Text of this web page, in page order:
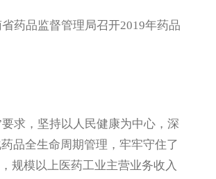
药品监督管理局召开2019年药品
求，坚持以人民健康为中心，深
品全生命周期管理，牢牢守住了
规模以上医药工业主营业务收入